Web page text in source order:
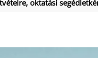
oktatási